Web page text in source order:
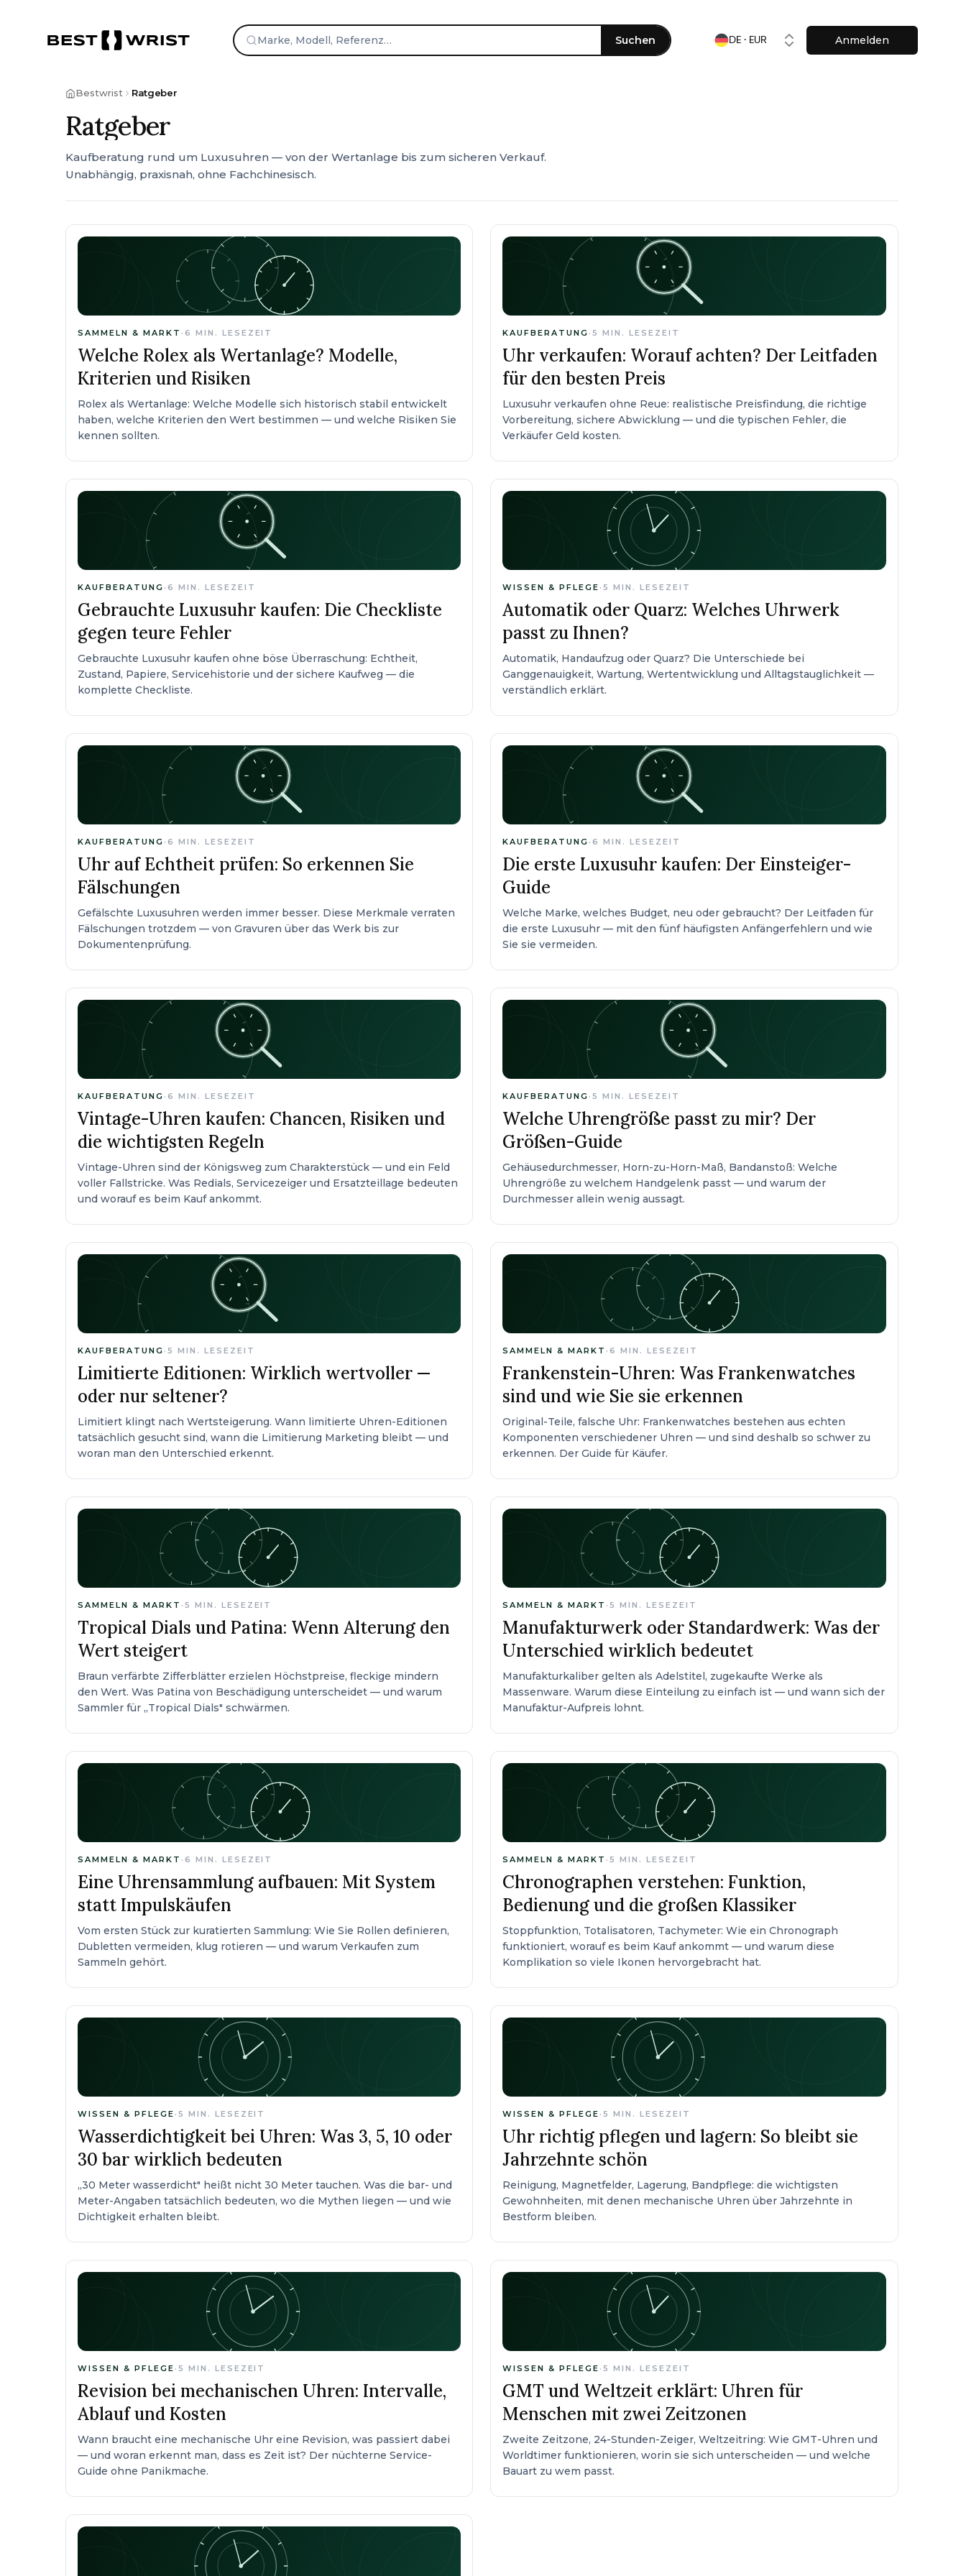
Suchen DE · EUR Anmelden
Bestwrist Ratgeber
Ratgeber
Kaufberatung rund um Luxusuhren — von der Wertanlage bis zum sicheren Verkauf.
Unabhängig, praxisnah, ohne Fachchinesisch.
SAMMELN & MARKT · 6 MIN. LESEZEIT
Welche Rolex als Wertanlage? Modelle,
Kriterien und Risiken
Rolex als Wertanlage: Welche Modelle sich historisch stabil entwickelt
haben, welche Kriterien den Wert bestimmen — und welche Risiken Sie
kennen sollten.
KAUFBERATUNG ·5 MIN. LESEZEIT
Uhr verkaufen: Worauf achten? Der Leitfaden
für den besten Preis
Luxusuhr verkaufen ohne Reue: realistische Preisfindung, die richtige
Vorbereitung, sichere Abwicklung — und die typischen Fehler, die
Verkäufer Geld kosten.
KAUFBERATUNG · 6 MIN. LESEZEIT
Gebrauchte Luxusuhr kaufen: Die Checkliste
gegen teure Fehler
Gebrauchte Luxusuhr kaufen ohne böse Überraschung: Echtheit,
Zustand, Papiere, Servicehistorie und der sichere Kaufweg — die
komplette Checkliste.
WISSEN & PFLEGE ·5 MIN. LESEZEIT
Automatik oder Quarz: Welches Uhrwerk
passt zu Ihnen?
Automatik, Handaufzug oder Quarz? Die Unterschiede bei
Ganggenauigkeit, Wartung, Wertentwicklung und Alltagstauglichkeit —
verständlich erklärt.
KAUFBERATUNG · 6 MIN. LESEZEIT
Uhr auf Echtheit prüfen: So erkennen Sie
Fälschungen
Gefälschte Luxusuhren werden immer besser. Diese Merkmale verraten
Fälschungen trotzdem — von Gravuren über das Werk bis zur
Dokumentenprüfung.
KAUFBERATUNG ·6 MIN. LESEZEIT
Die erste Luxusuhr kaufen: Der Einsteiger-
Guide
Welche Marke, welches Budget, neu oder gebraucht? Der Leitfaden für
die erste Luxusuhr — mit den fünf häufigsten Anfängerfehlern und wie
Sie sie vermeiden.
KAUFBERATUNG · 6 MIN. LESEZEIT
Vintage-Uhren kaufen: Chancen, Risiken und
die wichtigsten Regeln
Vintage-Uhren sind der Königsweg zum Charakterstück — und ein Feld
voller Fallstricke. Was Redials, Servicezeiger und Ersatzteillage bedeuten
und worauf es beim Kauf ankommt.
KAUFBERATUNG ·5 MIN. LESEZEIT
Welche Uhrengröße passt zu mir? Der
Größen-Guide
Gehäusedurchmesser, Horn-zu-Horn-Maß, Bandanstoß: Welche
Uhrengröße zu welchem Handgelenk passt — und warum der
Durchmesser allein wenig aussagt.
KAUFBERATUNG · 5 MIN. LESEZEIT
Limitierte Editionen: Wirklich wertvoller —
oder nur seltener?
Limitiert klingt nach Wertsteigerung. Wann limitierte Uhren-Editionen
tatsächlich gesucht sind, wann die Limitierung Marketing bleibt — und
woran man den Unterschied erkennt.
SAMMELN & MARKT ·6 MIN. LESEZEIT
Frankenstein-Uhren: Was Frankenwatches
sind und wie Sie sie erkennen
Original-Teile, falsche Uhr: Frankenwatches bestehen aus echten
Komponenten verschiedener Uhren — und sind deshalb so schwer zu
erkennen. Der Guide für Käufer.
SAMMELN & MARKT · 5 MIN. LESEZEIT
Tropical Dials und Patina: Wenn Alterung den
Wert steigert
Braun verfärbte Zifferblätter erzielen Höchstpreise, fleckige mindern
den Wert. Was Patina von Beschädigung unterscheidet — und warum
Sammler für „Tropical Dials" schwärmen.
SAMMELN & MARKT ·5 MIN. LESEZEIT
Manufakturwerk oder Standardwerk: Was der
Unterschied wirklich bedeutet
Manufakturkaliber gelten als Adelstitel, zugekaufte Werke als
Massenware. Warum diese Einteilung zu einfach ist — und wann sich der
Manufaktur-Aufpreis lohnt.
SAMMELN & MARKT · 6 MIN. LESEZEIT
Eine Uhrensammlung aufbauen: Mit System
statt Impulskäufen
Vom ersten Stück zur kuratierten Sammlung: Wie Sie Rollen definieren,
Dubletten vermeiden, klug rotieren — und warum Verkaufen zum
Sammeln gehört.
SAMMELN & MARKT ·5 MIN. LESEZEIT
Chronographen verstehen: Funktion,
Bedienung und die großen Klassiker
Stoppfunktion, Totalisatoren, Tachymeter: Wie ein Chronograph
funktioniert, worauf es beim Kauf ankommt — und warum diese
Komplikation so viele Ikonen hervorgebracht hat.
WISSEN & PFLEGE · 5 MIN. LESEZEIT
Wasserdichtigkeit bei Uhren: Was 3, 5, 10 oder
30 bar wirklich bedeuten
„30 Meter wasserdicht" heißt nicht 30 Meter tauchen. Was die bar- und
Meter-Angaben tatsächlich bedeuten, wo die Mythen liegen — und wie
Dichtigkeit erhalten bleibt.
WISSEN & PFLEGE ·5 MIN. LESEZEIT
Uhr richtig pflegen und lagern: So bleibt sie
Jahrzehnte schön
Reinigung, Magnetfelder, Lagerung, Bandpflege: die wichtigsten
Gewohnheiten, mit denen mechanische Uhren über Jahrzehnte in
Bestform bleiben.
WISSEN & PFLEGE · 5 MIN. LESEZEIT
Revision bei mechanischen Uhren: Intervalle,
Ablauf und Kosten
Wann braucht eine mechanische Uhr eine Revision, was passiert dabei
— und woran erkennt man, dass es Zeit ist? Der nüchterne Service-
Guide ohne Panikmache.
WISSEN & PFLEGE ·5 MIN. LESEZEIT
GMT und Weltzeit erklärt: Uhren für
Menschen mit zwei Zeitzonen
Zweite Zeitzone, 24-Stunden-Zeiger, Weltzeitring: Wie GMT-Uhren und
Worldtimer funktionieren, worin sie sich unterscheiden — und welche
Bauart zu wem passt.